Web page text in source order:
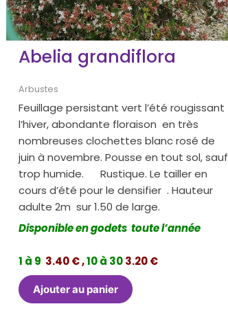
Abelia grandiflora
Arbustes
Feuillage persistant vert l’été rougissant
l’hiver, abondante floraison en très
nombreuses clochettes blanc rosé de
juin à novembre. Pousse en tout sol, sauf
trop humide. Rustique. Le tailler en
cours d’été pour le densifier . Hauteur
adulte 2m sur 1.50 de large.
Disponible en godets toute l’année
1 à 9 3.40 € ,10 à 303.20 €
Ajouter au panier